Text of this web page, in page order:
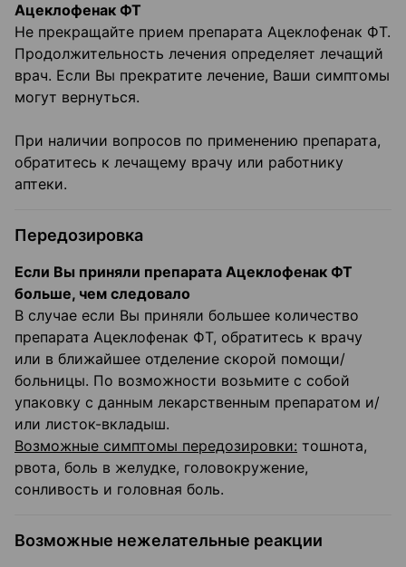
Ацеклофенак ФТ
Не прекращайте прием препарата Ацеклофенак ФТ.
Продолжительность лечения определяет лечащий
врач. Если Вы прекратите лечение, Ваши симптомы
могут вернуться.
При наличии вопросов по применению препарата,
обратитесь к лечащему врачу или работнику
аптеки.
Передозировка
Если Вы приняли препарата Ацеклофенак ФТ
больше, чем следовало
В случае если Вы приняли большее количество
препарата Ацеклофенак ФТ, обратитесь к врачу
или в ближайшее отделение скорой помощи/
больницы. По возможности возьмите с собой
упаковку с данным лекарственным препаратом и/
или листок-вкладыш.
Возможные симптомы передозировки: тошнота,
рвота, боль в желудке, головокружение,
сонливость и головная боль.
Возможные нежелательные реакции